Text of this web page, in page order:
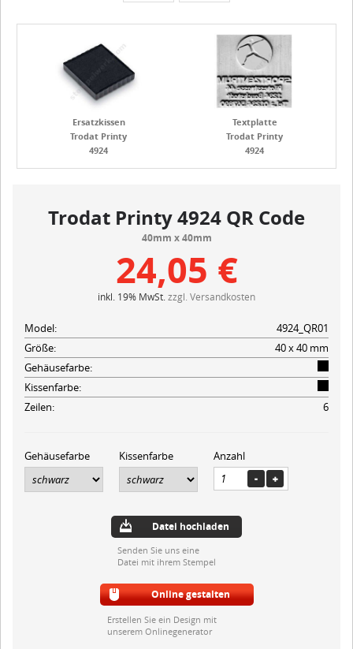
Textplatte
Trodat Printy
4924
Ersatzkissen
Trodat Printy
4924
Trodat Printy 4924 QR Code
40mm x 40mm
24,05 €
inkl. 19% MwSt. zzgl. Versandkosten
Model:
4924_QR01
Größe:
40 x 40 mm
Gehäusefarbe:
Kissenfarbe:
Zeilen:
6
Gehäusefarbe Kissenfarbe Anzahl
Datei hochladen
Senden Sie uns eine
Datei mit ihrem Stempel
Online gestalten
Erstellen Sie ein Design mit
unserem Onlinegenerator